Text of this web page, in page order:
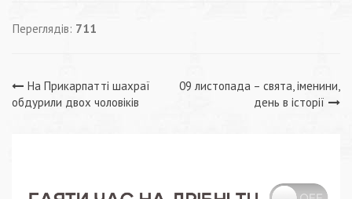
Переглядів: 711
Навігація
На Прикарпатті шахраї
обдурили двох чоловіків
09 листопада – свята, іменини,
день в історії